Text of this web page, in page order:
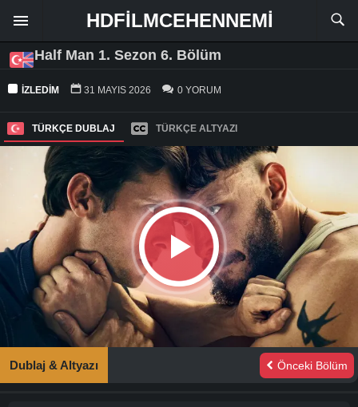
HDFILMCEHENNEMI
Half Man 1. Sezon 6. Bölüm
İZLEDIM 31 MAYIS 2026 0 YORUM
TÜRKÇE DUBLAJ TÜRKÇE ALTYAZI
Dublaj & Altyazı Önceki Bölüm